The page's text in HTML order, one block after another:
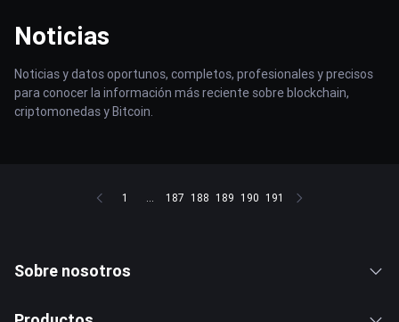
Noticias
Noticias y datos oportunos, completos, profesionales y precisos
para conocer la información más reciente sobre blockchain,
criptomonedas y Bitcoin.
1 ... 187 188 189 190 191
Sobre nosotros